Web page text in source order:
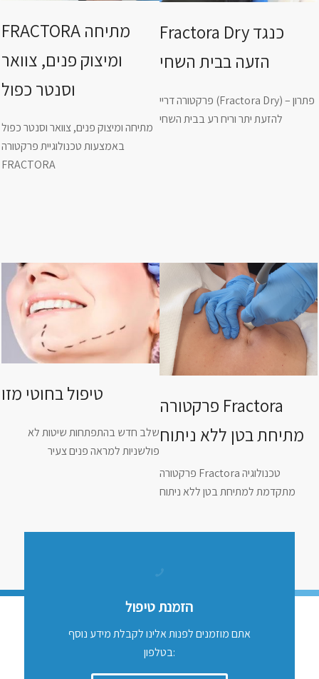
FRACTORA מתיחה
ומיצוק פנים, צוואר
וסנטר כפול
מתיחה ומיצוק פנים, צוואר וסנטר כפול
באמצעות טכנולוגיית פרקטורה
FRACTORA
Fractora Dry כנגד
הזעה בבית השחי
פרקטורה דריי (Fractora Dry) – פתרון
להזעת יתר וריח רע בבית השחי
טיפול בחוטי מזו
שלב חדש בהתפתחות שיטות לא
פולשניות למראה פנים צעיר
פרקטורה Fractora
מתיחת בטן ללא ניתוח
פרקטורה Fractora טכנולוגיה
מתקדמת למתיחת בטן ללא ניתוח
הזמנת טיפול
אתם מוזמנים לפנות אלינו לקבלת מידע נוסף
בטלפון: